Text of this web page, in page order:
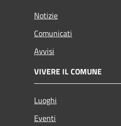
Notizie
Comunicati
Avvisi
VIVERE IL COMUNE
Luoghi
Eventi